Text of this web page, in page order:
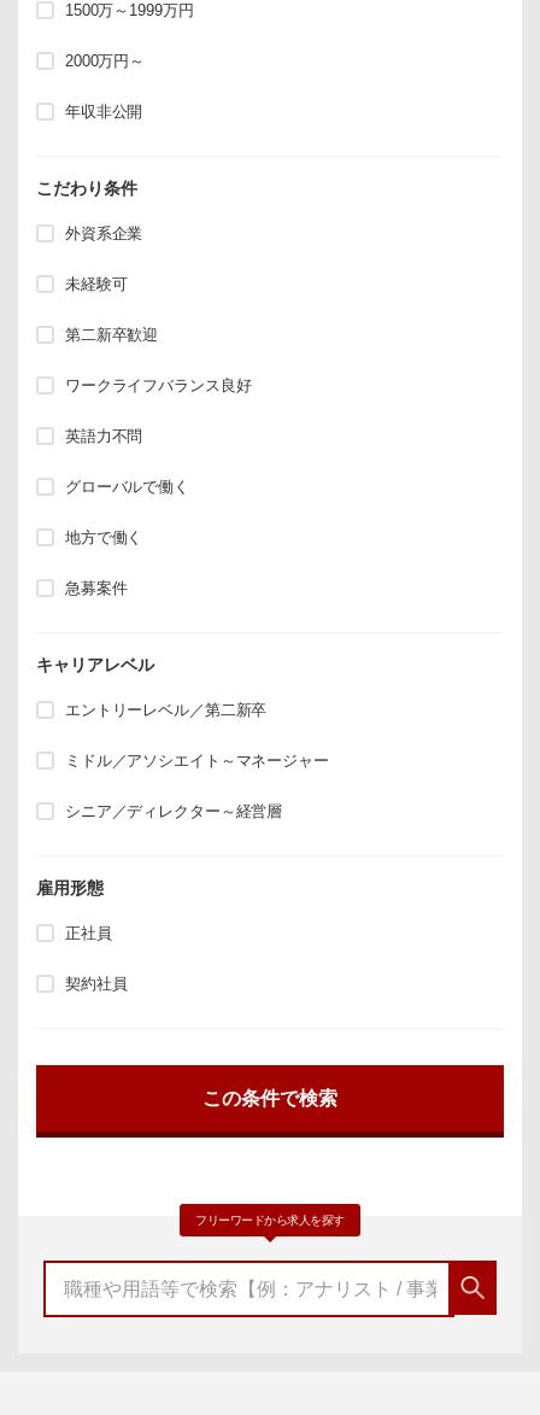
1500万～1999万円
2000万円～
年収非公開
こだわり条件
外資系企業
未経験可
第二新卒歓迎
ワークライフバランス良好
英語力不問
グローバルで働く
地方で働く
急募案件
キャリアレベル
エントリーレベル／第二新卒
ミドル／アソシエイト～マネージャー
シニア／ディレクター～経営層
雇用形態
正社員
契約社員
フリーワードから求人を探す